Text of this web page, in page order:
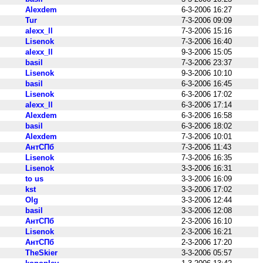
Alexdem
6-3-2006 16:27
Tur
7-3-2006 09:09
alexx_ll
7-3-2006 15:16
Lisenok
7-3-2006 16:40
alexx_ll
9-3-2006 15:05
basil
7-3-2006 23:37
Lisenok
9-3-2006 10:10
basil
6-3-2006 16:45
Lisenok
6-3-2006 17:02
alexx_ll
6-3-2006 17:14
Alexdem
6-3-2006 16:58
basil
6-3-2006 18:02
Alexdem
7-3-2006 10:01
АнтСПб
7-3-2006 11:43
Lisenok
7-3-2006 16:35
Lisenok
3-3-2006 16:31
to us
3-3-2006 16:09
kst
3-3-2006 17:02
Olg
3-3-2006 12:44
basil
3-3-2006 12:08
АнтСПб
2-3-2006 16:10
Lisenok
2-3-2006 16:21
АнтСПб
2-3-2006 17:20
TheSkier
3-3-2006 05:57